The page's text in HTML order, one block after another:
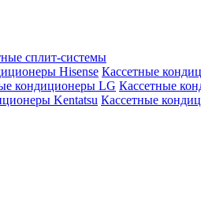
сплит-системы
Hisense Кассетные
кондиционеры LG Кассетные
Kentatsu Кассетные